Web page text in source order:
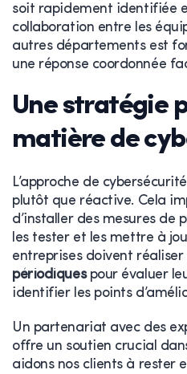
soit rapidement identifiée
collaboration entre les
autres départements est
une réponse coordonnée
Une stratégie
matière de
L’approche de
plutôt que réactive. Cela
d’installer des mesures de
les tester et les mettre à
entreprises doivent réaliser
périodiquespour évaluer
identifier les points
Un partenariat avec des
offre un soutien crucial
aidons nos clients à rester